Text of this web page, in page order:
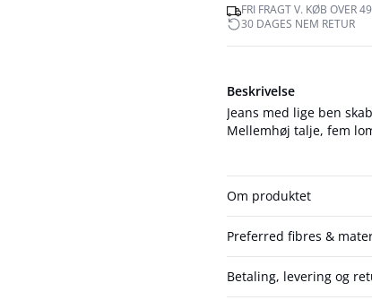
FRI FRAGT V. KØB OVER
30 DAGES NEM RETUR
Beskrivelse
Jeans med lige ben
Mellemhøj talje, fem
Om produktet
Preferred fibres &
Betaling, levering og